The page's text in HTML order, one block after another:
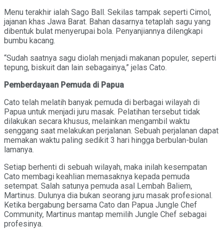
Menu terakhir ialah Sago Ball. Sekilas tampak seperti Cimol,
jajanan khas Jawa Barat. Bahan dasarnya tetaplah sagu yang
dibentuk bulat menyerupai bola. Penyanjiannya dilengkapi
bumbu kacang.
“Sudah saatnya sagu diolah menjadi makanan populer, seperti
tepung, biskuit dan lain sebagainya,” jelas Cato.
Pemberdayaan Pemuda di Papua
Cato telah melatih banyak pemuda di berbagai wilayah di
Papua untuk menjadi juru masak. Pelatihan tersebut tidak
dilakukan secara khusus, melainkan mengambil waktu
senggang saat melakukan perjalanan. Sebuah perjalanan dapat
memakan waktu paling sedikit 3 hari hingga berbulan-bulan
lamanya.
Setiap berhenti di sebuah wilayah, maka inilah kesempatan
Cato membagi keahlian memasaknya kepada pemuda
setempat. Salah satunya pemuda asal Lembah Baliem,
Martinus. Dulunya dia bukan seorang juru masak profesional.
Ketika bergabung bersama Cato dan Papua Jungle Chef
Community, Martinus mantap memilih Jungle Chef sebagai
profesinya.